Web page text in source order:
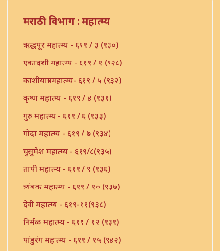
मराठी विभाग : महात्म्य
ऋद्धपूर महात्म्य - ६१९ / ३ (९३०)
एकादशी महात्म्य - ६१९ / १ (९२८)
काशीयात्रा महात्म्य- ६१९ / ५ (९३२)
कृष्ण महात्म्य - ६१९ / ४ (९३१)
गुरु महात्म्य - ६१९ / ६ (९३३)
गोदा महात्म्य - ६१९ / ७ (९३४)
घुसुमेश महात्म्य - ६१९/८(९३५)
तापी महात्म्य - ६१९ / ९ (९३६)
त्र्यंबक महात्म्य - ६१९ / १० (९३७)
देवी महात्म्य - ६१९-११(९३८)
निर्मळ महात्म्य - ६१९ / १२ (९३९)
पांडुरंग महात्म्य - ६१९ / १५ (९४२)